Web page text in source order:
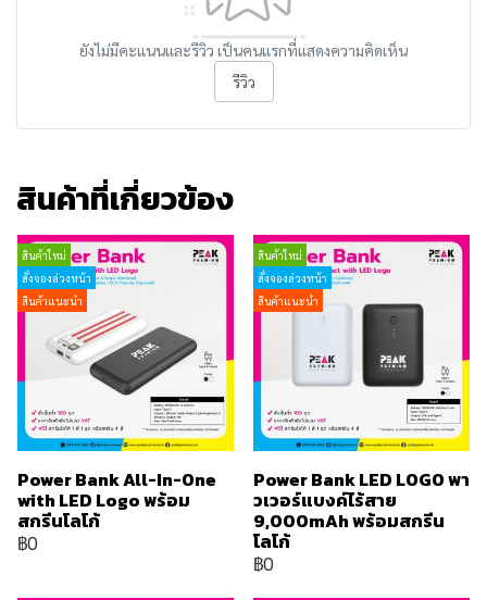
ยังไม่มีคะแนนและรีวิว เป็นคนแรกที่แสดงความคิดเห็น
รีวิว
สินค้าที่เกี่ยวข้อง
สินค้าใหม่
สั่งจองล่วงหน้า
สินค้าแนะนำ
Power Bank All-In-One
with LED Logo พร้อม
สกรีนโลโก้
฿0
สินค้าใหม่
สั่งจองล่วงหน้า
สินค้าแนะนำ
Power Bank LED LOGO พา
วเวอร์แบงค์ไร้สาย
9,000mAh พร้อมสกรีน
โลโก้
฿0